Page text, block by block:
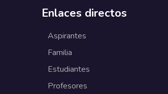
Enlaces directos
Aspirantes
Familia
Estudiantes
Profesores